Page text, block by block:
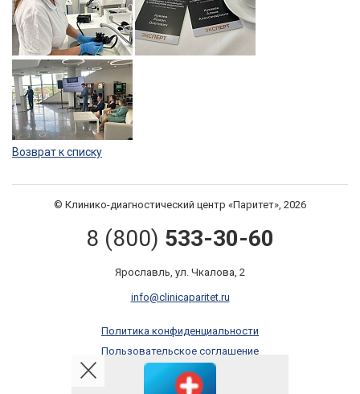
Возврат к списку
© Клинико-диагностический центр «Паритет», 2026
8 (800) 533-30-60
Ярославль, ул. Чкалова, 2
info@clinicaparitet.ru
Политика конфиденциальности
Пользовательское соглашение
Правила оказания платных услуг